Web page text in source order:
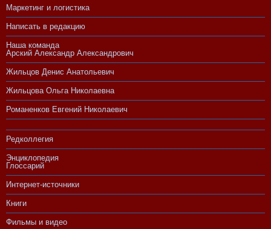
Маркетинг и логистика
Написать в редакцию
Наша команда
Арский Александр Александрович
Жильцов Денис Анатольевич
Жильцова Ольга Николаевна
Романенков Евгений Николаевич
Редколлегия
Энциклопедия
Глоссарий
Интернет-источники
Книги
Фильмы и видео